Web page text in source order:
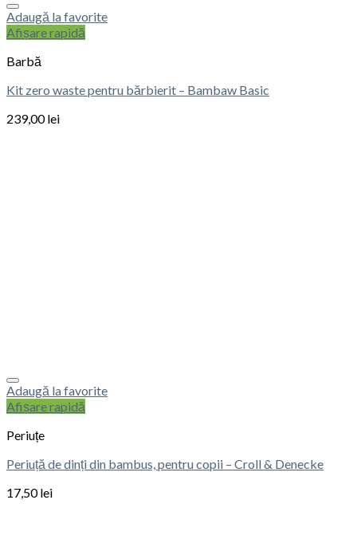
Adaugă la favorite
Afișare rapidă
Barbă
Kit zero waste pentru bărbierit – Bambaw Basic
239,00lei
Adaugă la favorite
Afișare rapidă
Periuțe
Periuță de dinți din bambus, pentru copii – Croll & Denecke
17,50lei